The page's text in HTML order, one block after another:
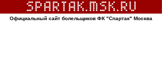
Официальный сайт болельщиков ФК "Спартак" Москва